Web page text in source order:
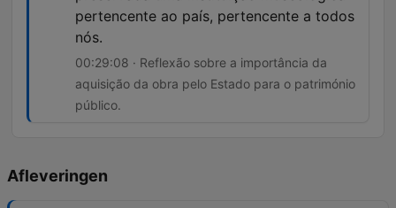
pertencente ao país, pertencente a todos
nós.
00:29:08 · Reflexão sobre a importância da
aquisição da obra pelo Estado para o património
público.
Afleveringen